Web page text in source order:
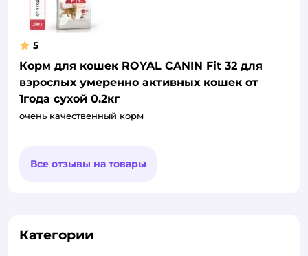
5
Корм для кошек ROYAL CANIN Fit 32 для
взрослых умеренно активных кошек от
1года сухой 0.2кг
очень качественный корм
Все отзывы на товары
Категории